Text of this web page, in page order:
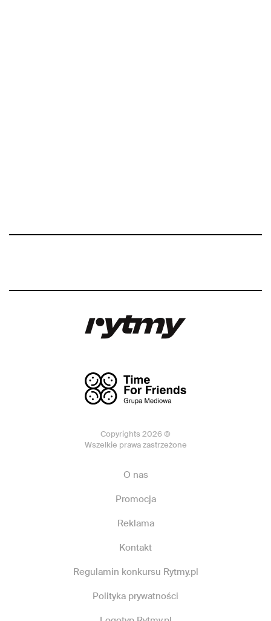
Copyrights 2026 ©
Wszelkie prawa zastrzeżone
O nas
Promocja
Reklama
Kontakt
Regulamin konkursu Rytmy.pl
Polityka prywatności